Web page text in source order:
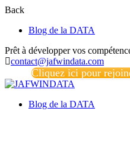
Back
Blog de la DATA
Prêt à développer vos
contact@jafwindata.com
Cliquez ici pour
Blog de la DATA